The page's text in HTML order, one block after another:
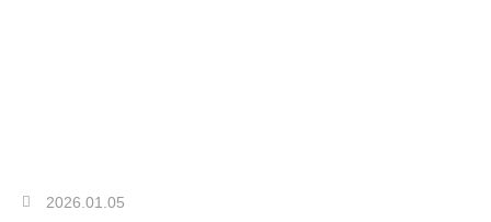
2026.01.05